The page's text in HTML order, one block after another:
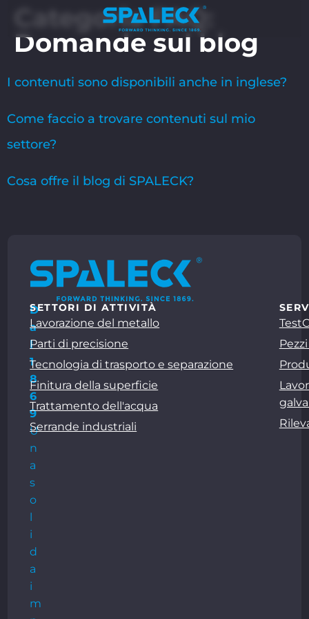
Categoria FAQ:
Domande sul blog
I contenuti sono disponibili anche in inglese?
Come faccio a trovare contenuti sul mio
settore?
Cosa offre il blog di SPALECK?
D
a
l
1
8
6
9
U
n
a
s
o
l
i
d
a
i
m
SETTORI DI ATTIVITÀ
Lavorazione del metallo
Parti di precisione
Tecnologia di trasporto e separazione
Finitura della superficie
Trattamento dell'acqua
Serrande industriali